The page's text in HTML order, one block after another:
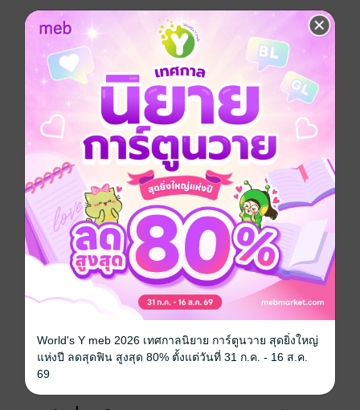
กัลลี นักรบเจ้าของวิชาจักรกลยุทธ์พันเซอร์คุนซต์ ผู้ดั้นด้น
ไปยังดาวอังคารเพื่อสืบหาความเป็นไปในอดีตของตนเอง
เธอจะพบความจริงเรื่องใดจากการเดินทางแสนยาวนาน
ครั้งนี้!! เอริกะ โยโกะ และดอกเตอร์ พวกเขาทั้งหมดกำลัง
มุ่งหน้าไป คูฮีร์ตาดต์ เพื่อตามหาครอบครัวของเอริกะ แต่
เมื่อไปถึง บ้านที่เคยเต็มไปด้วยอดีตที่แสนสุข ความจริงที่
ถูกซุกซ่อนอยู่ก็กลับถูกเปิดเผย
การ์ตูนญี่ปุ่น แอกชัน ไซไฟ หุ่นยนต์
ซีรีส์
ไซเบอร์เพชฌฆาต GUNNM MARS CHRONICLE (ราย
ตอน)
ประเภทไฟล์
pdf
ความยาว 34 หน้า
ราคาปก
World's Y meb 2026 เทศกาลนิยาย การ์ตูนวาย สุดยิ่งใหญ่
แห่งปี ลดสุดฟิน สูงสุด 80% ตั้งแต่วันที่ 31 ก.ค. - 16 ส.ค.
69